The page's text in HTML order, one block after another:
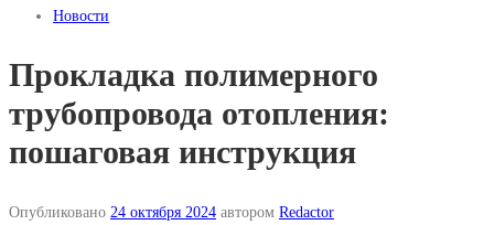
Новости
Прокладка полимерного
трубопровода отопления:
пошаговая инструкция
Опубликовано 24 октября 2024 автором Redactor